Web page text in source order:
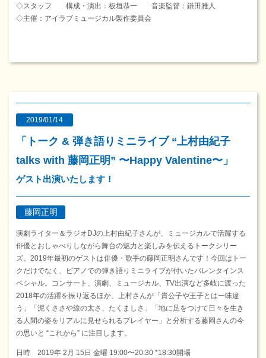
◇スタッフ 構成・演出：板垣恭一 音楽監督：鎌田雅人
◇主催：アイラブミュージカル製作委員会
2019/01/14
「トーク & 弾き語りミニライブ “上村由紀子
talks with 藤岡正明” 〜Happy Valentine〜」
ゲスト出演いたします！
藤岡正明
演劇ライター＆ラジオDJの上村由紀子さんが、ミュージカルで活躍する
俳優とおしゃべりしながら舞台の魅力と楽しみを伝えるトークシリー
ズ。2019年最初のゲストは俳優・歌手の藤岡正明さんです！今回はトー
クだけでなく、ピアノでの弾き語りミニライブが付いたバレンタインス
ペシャル。コンサート、演劇、ミュージカル、TV出演など多岐に渡った
2018年の活躍を振り返るほか、上村さんが「貴公子や王子とは一味違
う」「泥くささや線の太さ、たくましさ」「地に足をつけて日々を生き
る人間の姿をリアルに見せられるプレイヤー」と分析する藤岡さんの今
の思いと “これから” に注目します。
日時 2019年 2月 15日 金曜 19:00〜20:30 *18:30開場